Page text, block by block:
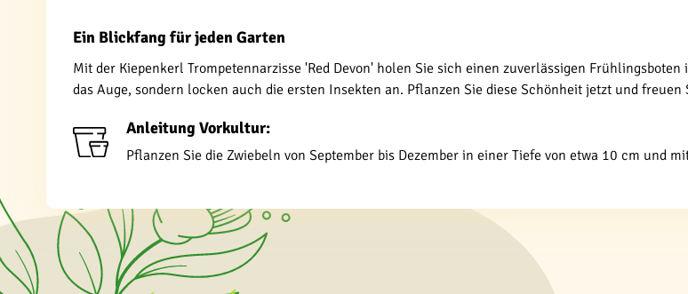
Ein Blickfang für jeden Garten
Mit der Kiepenkerl Trompetennarzisse 'Red Devon' holen Sie sich einen zuverlässigen
das Auge, sondern locken auch die ersten Insekten an. Pflanzen Sie diese Schönheit jetzt und
Anleitung Vorkultur:
Pflanzen Sie die Zwiebeln von September bis Dezember in einer Tiefe von etwa 10 cm und